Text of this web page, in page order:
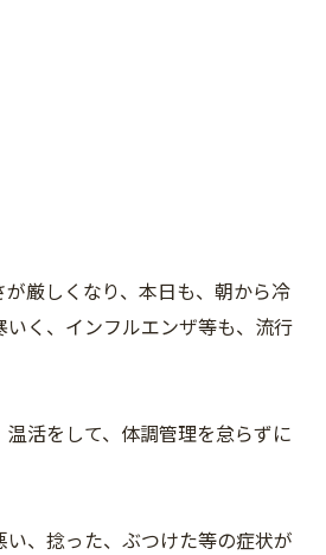
厳しくなり、本日も、朝から冷
いく、インフルエンザ等も、流行
活をして、体調管理を怠らずに
、捻った、ぶつけた等の症状が